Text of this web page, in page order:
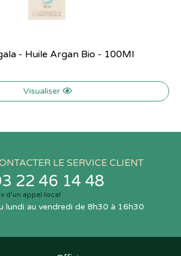
- Huile Argan Bio - 100Ml
Visualiser
LE SERVICE CLIENT
22 46 14 48
d’un appel local
lundi au vendredi de 8h30 à 16h30